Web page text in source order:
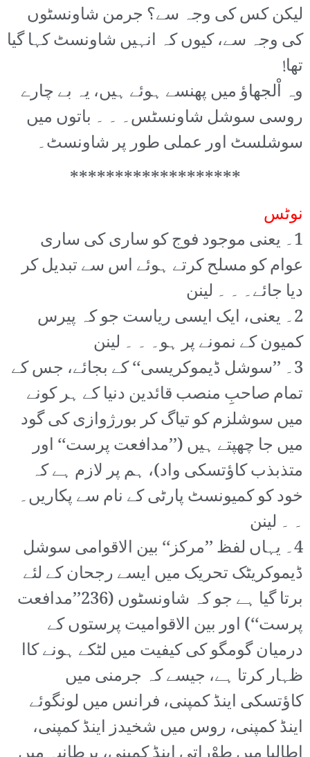
لیکن کس کی وجہ سے؟ جرمن شاونسٹوں
کی وجہ سے، کیوں کہ انہیں شاونسٹ کہا گیا
تھا!
وہ اْلجھاؤ میں پھنسے ہوئے ہیں، یہ بے چارے
روسی سوشل شاونسٹس۔ ۔ ۔ باتوں میں
سوشلسٹ اور عملی طور پر شاونسٹ۔
*******************
نوٹس
1۔ یعنی موجود فوج کو ساری کی ساری
عوام کو مسلح کرتے ہوئے اس سے تبدیل کر
دیا جائے۔ ۔ ۔ لینن
2۔ یعنی، ایک ایسی ریاست جو کہ پیرس
کمیون کے نمونے پر ہو۔ ۔ ۔ لینن
3۔ ’’سوشل ڈیموکریسی‘‘ کے بجائے، جس کے
تمام صاحبِ منصب قائدین دنیا کے ہر کونے
میں سوشلزم کو تیاگ کر بورژوازی کی گود
میں جا چھپتے ہیں (’’مدافعت پرست‘‘ اور
متذبذب کاؤتسکی واد)، ہم پر لازم ہے کہ
خود کو کمیونسٹ پارٹی کے نام سے پکاریں۔
۔ ۔ لینن
4۔ یہاں لفظ ’’مرکز‘‘ بین الاقوامی سوشل
ڈیموکریٹک تحریک میں ایسے رجحان کے لئے
برتا گیا ہے جو کہ شاونسٹوں (236’’مدافعت
پرست‘‘) اور بین الاقوامیت پرستوں کے
درمیان گومگو کی کیفیت میں لٹکے ہونے کاا
ظہار کرتا ہے، جیسے کہ جرمنی میں
کاؤتسکی اینڈ کمپنی، فرانس میں لونگوئے
اینڈ کمپنی، روس میں شخیدز اینڈ کمپنی،